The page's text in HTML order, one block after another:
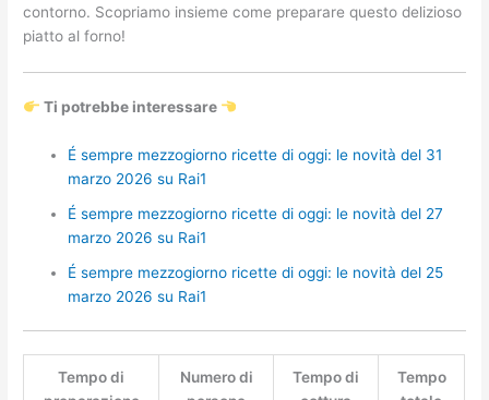
contorno. Scopriamo insieme come preparare questo delizioso
piatto al forno!
Ti potrebbe interessare
É sempre mezzogiorno ricette di oggi: le novità del 31
marzo 2026 su Rai1
É sempre mezzogiorno ricette di oggi: le novità del 27
marzo 2026 su Rai1
É sempre mezzogiorno ricette di oggi: le novità del 25
marzo 2026 su Rai1
Tempo di
Numero di
Tempo di
Tempo